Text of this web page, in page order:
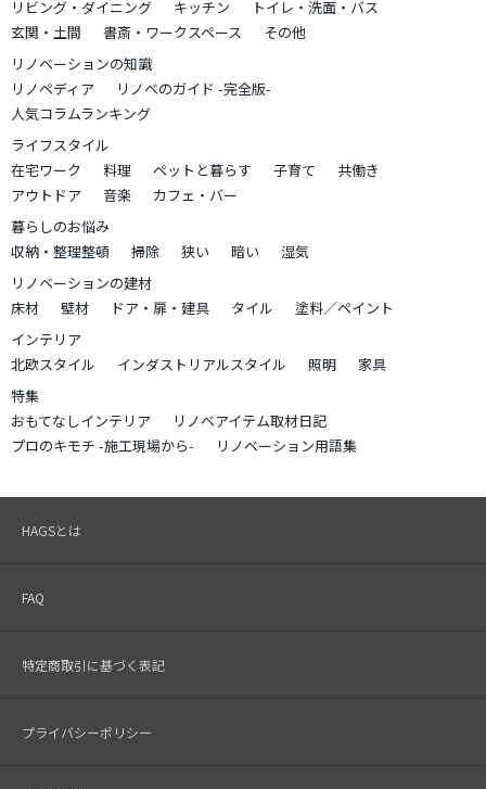
リビング・ダイニング
キッチン
トイレ・洗面・バス
玄関・土間
書斎・ワークスペース
その他
リノベーションの知識
リノペディア
リノベのガイド -完全版-
人気コラムランキング
ライフスタイル
在宅ワーク
料理 ペットと暮らす 子育て
共働き
アウトドア
音楽
カフェ・バー
暮らしのお悩み
収納・整理整頓
掃除 狭い 暗い
湿気
リノベーションの建材
床材
壁材 ドア・扉・建具 タイル
塗料／ペイント
インテリア
北欧スタイル
インダストリアルスタイル 照明
家具
特集
おもてなしインテリア
リノベアイテム取材日記
プロのキモチ -施工現場から-
リノベーション用語集
HAGSとは
FAQ
特定商取引に基づく表記
プライバシーポリシー